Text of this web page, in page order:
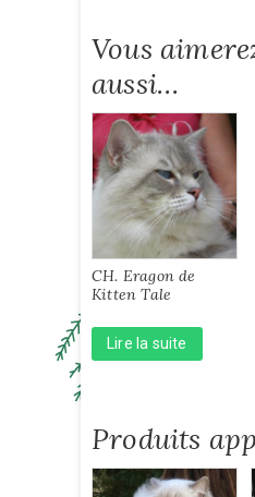
Vous
aussi…
CH. Eragon de
Kitten Tale
Lire la suite
Produits